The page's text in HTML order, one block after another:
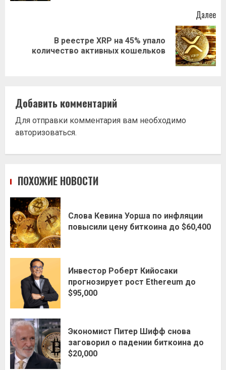
Далее
запись:
В реестре XRP на 45% упало
количество активных кошельков
Добавить комментарий
Для отправки комментария вам необходимо
авторизоваться.
ПОХОЖИЕ НОВОСТИ
Слова Кевина Уорша по инфляции
повысили цену биткоина до $60,400
Инвестор Роберт Кийосаки
прогнозирует рост Ethereum до
$95,000
Экономист Питер Шифф снова
заговорил о падении биткоина до
$20,000